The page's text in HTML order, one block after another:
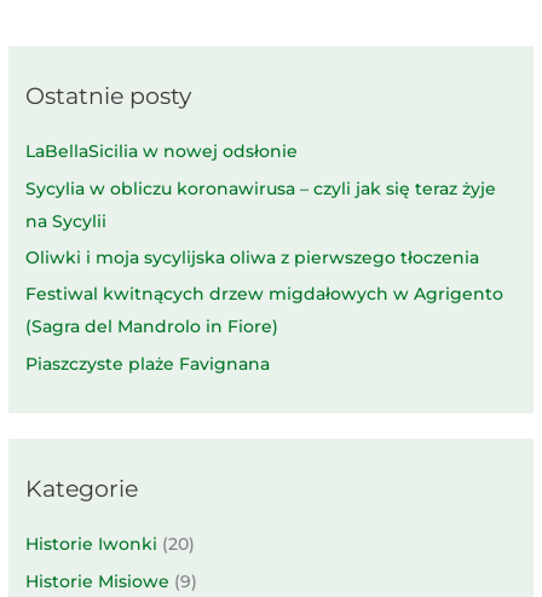
Ostatnie posty
LaBellaSicilia w nowej odsłonie
Sycylia w obliczu koronawirusa – czyli jak się teraz żyje
na Sycylii
Oliwki i moja sycylijska oliwa z pierwszego tłoczenia
Festiwal kwitnących drzew migdałowych w Agrigento
(Sagra del Mandrolo in Fiore)
Piaszczyste plaże Favignana
Kategorie
Historie Iwonki (20)
Historie Misiowe (9)